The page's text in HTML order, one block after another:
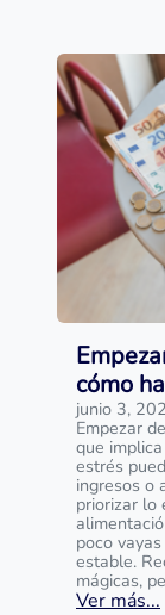
cómo
junio 3,
Empezar
que
estrés
ingresos o
priorizar lo
poco
estable.
mágicas,
Ver más...